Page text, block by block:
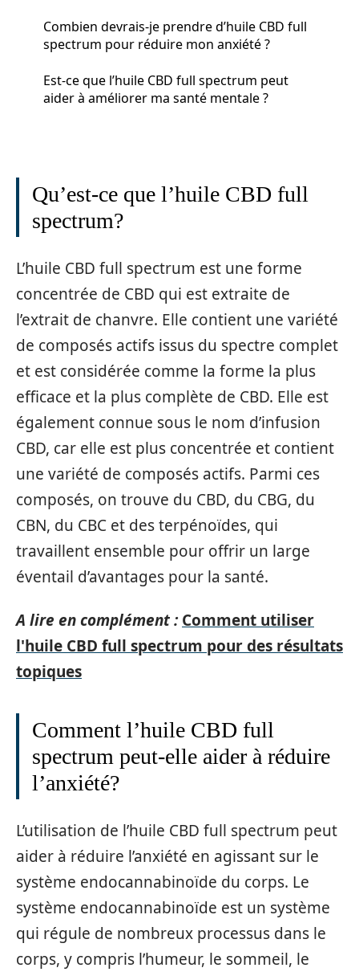
Combien devrais-je prendre d’huile CBD full
spectrum pour réduire mon anxiété ?
Est-ce que l’huile CBD full spectrum peut
aider à améliorer ma santé mentale ?
Qu’est-ce que l’huile CBD full
spectrum?
L’huile CBD full spectrum est une forme
concentrée de CBD qui est extraite de
l’extrait de chanvre. Elle contient une variété
de composés actifs issus du spectre complet
et est considérée comme la forme la plus
efficace et la plus complète de CBD. Elle est
également connue sous le nom d’infusion
CBD, car elle est plus concentrée et contient
une variété de composés actifs. Parmi ces
composés, on trouve du CBD, du CBG, du
CBN, du CBC et des terpénoïdes, qui
travaillent ensemble pour offrir un large
éventail d’avantages pour la santé.
A lire en complément : Comment utiliser
l'huile CBD full spectrum pour des résultats
topiques
Comment l’huile CBD full
spectrum peut-elle aider à réduire
l’anxiété?
L’utilisation de l’huile CBD full spectrum peut
aider à réduire l’anxiété en agissant sur le
système endocannabinoïde du corps. Le
système endocannabinoïde est un système
qui régule de nombreux processus dans le
corps, y compris l’humeur, le sommeil, le